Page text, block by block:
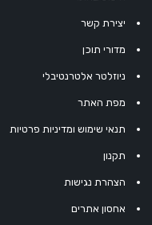
יצירת קשר
מדורי תוכן
ניוזלטר אלטרנטיבלי
מפת האתר
תנאי שימוש ומדיניות פרטיות
תקנון
הצהרת נגישות
אחסון אתרים